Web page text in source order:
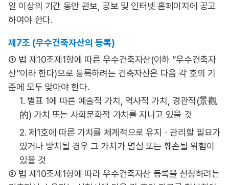
일 이상의 기간 동안 관보, 공보 및 인터넷 홈페이지에 공고
하여야 한다.
제7조 (우수건축자산의 등록)
① 법 제10조제1항에 따른 우수건축자산(이하 “우수건축자
산”이라 한다)으로 등록하려는 건축자산은 다음 각 호의 기
준에 모두 맞아야 한다.
1. 별표 1에 따른 예술적 가치, 역사적 가치, 경관적(景觀
的) 가치 또는 사회문화적 가치를 지니고 있을 것
2. 제1호에 따른 가치를 체계적으로 유지ㆍ관리할 필요가
있거나 방치될 경우 그 가치가 멸실 또는 훼손될 위험이
있을 것
② 법 제10조제1항에 따라 우수건축자산 등록을 신청하려는